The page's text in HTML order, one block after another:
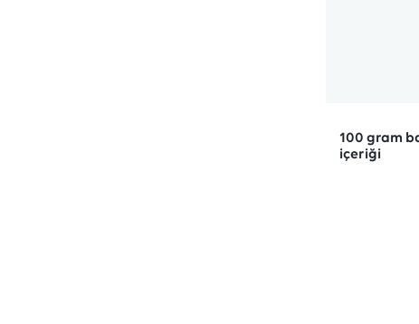
100 gram
içeriği